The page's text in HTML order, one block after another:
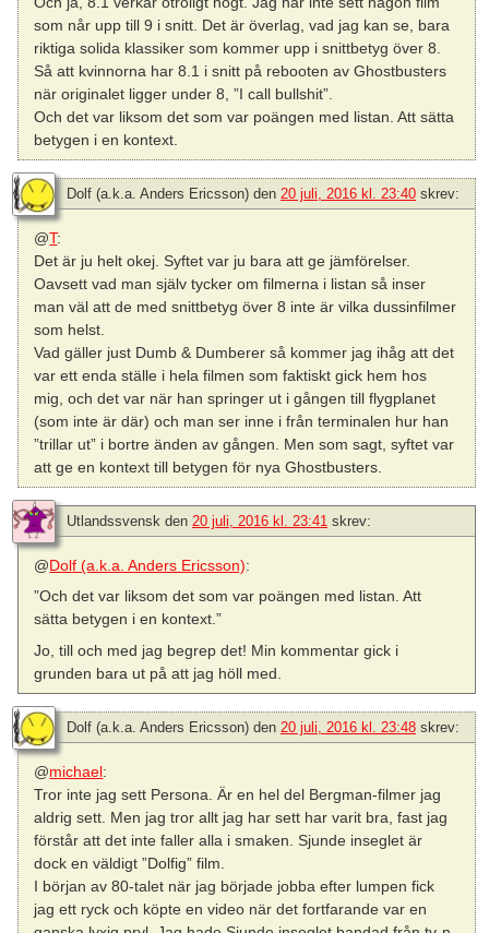
som når upp till 9 i snitt. Det är överlag, vad jag kan se, bara
riktiga solida klassiker som kommer upp i snittbetyg över 8.
Så att kvinnorna har 8.1 i snitt på rebooten av Ghostbusters
när originalet ligger under 8, ”I call bullshit”.
Och det var liksom det som var poängen med listan. Att sätta
betygen i en kontext.
Dolf (a.k.a. Anders Ericsson) den 20 juli, 2016 kl. 23:40 skrev:
@T:
Det är ju helt okej. Syftet var ju bara att ge jämförelser.
Oavsett vad man själv tycker om filmerna i listan så inser
man väl att de med snittbetyg över 8 inte är vilka dussinfilmer
som helst.
Vad gäller just Dumb & Dumberer så kommer jag ihåg att det
var ett enda ställe i hela filmen som faktiskt gick hem hos
mig, och det var när han springer ut i gången till flygplanet
(som inte är där) och man ser inne i från terminalen hur han
”trillar ut” i bortre änden av gången. Men som sagt, syftet var
att ge en kontext till betygen för nya Ghostbusters.
Utlandssvensk den 20 juli, 2016 kl. 23:41 skrev:
@Dolf (a.k.a. Anders Ericsson):
”Och det var liksom det som var poängen med listan. Att
sätta betygen i en kontext.”
Jo, till och med jag begrep det! Min kommentar gick i
grunden bara ut på att jag höll med.
Dolf (a.k.a. Anders Ericsson) den 20 juli, 2016 kl. 23:48 skrev:
@michael:
Tror inte jag sett Persona. Är en hel del Bergman-filmer jag
aldrig sett. Men jag tror allt jag har sett har varit bra, fast jag
förstår att det inte faller alla i smaken. Sjunde inseglet är
dock en väldigt ”Dolfig” film.
I början av 80-talet när jag började jobba efter lumpen fick
jag ett ryck och köpte en video när det fortfarande var en